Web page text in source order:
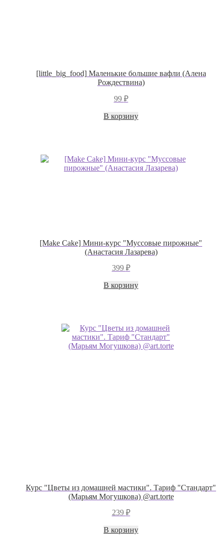
[little_big_food] Маленькие большие вафли (Алена
Рождествина)
99 ₽
В корзину
[Make Cake] Мини-курс "Муссовые пирожные"
(Анастасия Лазарева)
399 ₽
В корзину
Курс "Цветы из домашней мастики". Тариф "Стандарт"
(Марьям Могушкова) @art.torte
239 ₽
В корзину